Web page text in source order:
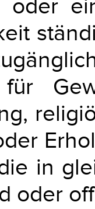
oder
in
oder